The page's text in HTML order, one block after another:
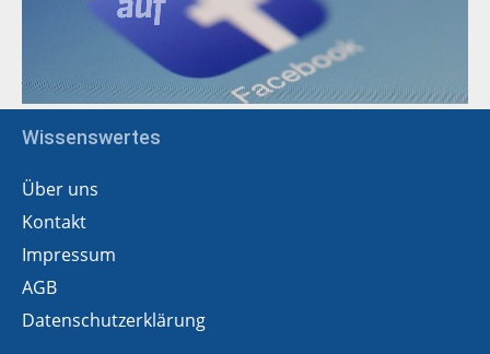
Wissenswertes
Über uns
Kontakt
Impressum
AGB
Datenschutzerklärung